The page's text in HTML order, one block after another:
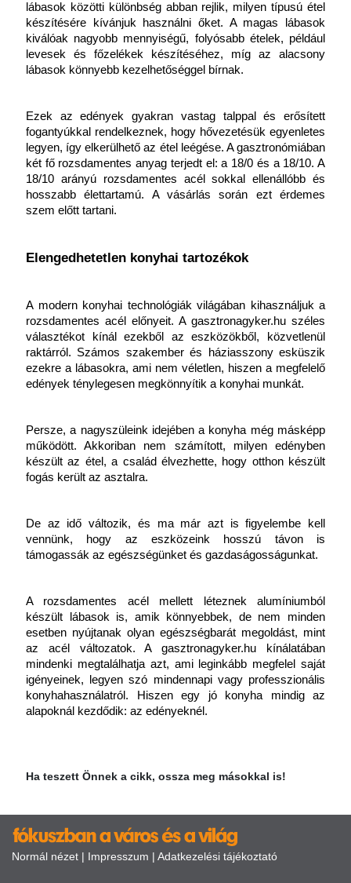
lábasok közötti különbség abban rejlik, milyen típusú étel
készítésére kívánjuk használni őket. A magas lábasok
kiválóak nagyobb mennyiségű, folyósabb ételek, például
levesek és főzelékek készítéséhez, míg az alacsony
lábasok könnyebb kezelhetőséggel bírnak.
Ezek az edények gyakran vastag talppal és erősített
fogantyúkkal rendelkeznek, hogy hővezetésük egyenletes
legyen, így elkerülhető az étel leégése. A gasztronómiában
két fő rozsdamentes anyag terjedt el: a 18/0 és a 18/10. A
18/10 arányú rozsdamentes acél sokkal ellenállóbb és
hosszabb élettartamú. A vásárlás során ezt érdemes
szem előtt tartani.
Elengedhetetlen konyhai tartozékok
A modern konyhai technológiák világában kihasználjuk a
rozsdamentes acél előnyeit. A gasztronagyker.hu széles
választékot kínál ezekből az eszközökből, közvetlenül
raktárról. Számos szakember és háziasszony esküszik
ezekre a lábasokra, ami nem véletlen, hiszen a megfelelő
edények ténylegesen megkönnyítik a konyhai munkát.
Persze, a nagyszüleink idejében a konyha még másképp
működött. Akkoriban nem számított, milyen edényben
készült az étel, a család élvezhette, hogy otthon készült
fogás került az asztalra.
De az idő változik, és ma már azt is figyelembe kell
vennünk, hogy az eszközeink hosszú távon is
támogassák az egészségünket és gazdaságosságunkat.
A rozsdamentes acél mellett léteznek alumíniumból
készült lábasok is, amik könnyebbek, de nem minden
esetben nyújtanak olyan egészségbarát megoldást, mint
az acél változatok. A
gasztronagyker.hu kínálatában
mindenki megtalálhatja azt, ami leginkább megfelel saját
igényeinek, legyen szó mindennapi vagy professzionális
konyhahasználatról. Hiszen egy jó konyha mindig az
alapoknál kezdődik: az edényeknél.
Ha teszett Önnek a cikk, ossza meg másokkal is!
Normál nézet | Impresszum | Adatkezelési tájékoztató